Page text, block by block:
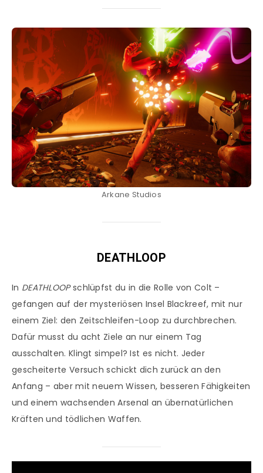
Arkane Studios
DEATHLOOP
In DEATHLOOPschlüpfst du in die Rolle von Colt –
gefangen auf der mysteriösen Insel Blackreef, mit nur
einem Ziel: den Zeitschleifen-Loop zu durchbrechen.
Dafür musst du acht Ziele an nur einem Tag
ausschalten. Klingt simpel? Ist es nicht. Jeder
gescheiterte Versuch schickt dich zurück an den
Anfang – aber mit neuem Wissen, besseren Fähigkeiten
und einem wachsenden Arsenal an übernatürlichen
Kräften und tödlichen Waffen.